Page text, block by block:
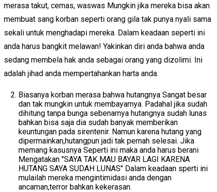
merasa takut, cemas, waswas Mungkin jika mereka bisa akan
membuat sang korban seperti orang gila tak punya nyali sama
sekali untuk menghadapi mereka. Dalam keadaan seperti ini
anda harus bangkit melawan! Yakinkan diri anda bahwa anda
sedang membela hak anda sebagai orang yang dizolimi. Ini
adalah jihad anda mempertahankan harta anda.
Biasanya korban merasa bahwa hutangnya Sangat besar
dan tak mungkin untuk membayarnya. Padahal jika sudah
dihitung tanpa bunga sebenarnya hutangnya sudah lunas
bahkan bisa saja dia sudah banyak memberikan
keuntungan pada sirentenir. Namun karena hutang yang
dipermainkan,hutangpun jadi tak pernah selesai. Jika
memang kasusnya Seperti ini maka anda harus berani
Mengatakan "SAYA TAK MAU BAYAR LAGI KARENA
HUTANG SAYA SUDAH LUNAS" Dalam keadaan sperti ini
mulailah mereka mengintimidasi anda dengan
ancaman,terror bahkan kekerasan.